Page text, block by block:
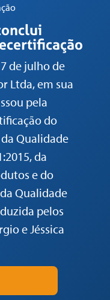
de julho de
Ltda, em sua
pela
do
Qualidade
da
e do
Qualidade
pelos
e Jéssica